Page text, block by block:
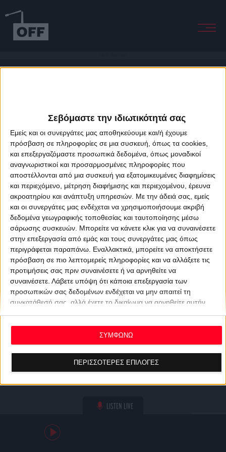
Σεβόμαστε την ιδιωτικότητά σας
Εμείς και οι συνεργάτες μας αποθηκεύουμε και/ή έχουμε
πρόσβαση σε πληροφορίες σε μια συσκευή, όπως τα cookies,
και επεξεργαζόμαστε προσωπικά δεδομένα, όπως μοναδικοί
αναγνωριστικοί και προσαρμοσμένες πληροφορίες που
αποστέλλονται από μια συσκευή για εξατομικευμένες διαφημίσεις
και περιεχόμενο, μέτρηση διαφήμισης και περιεχομένου, έρευνα
ακροατηρίου και ανάπτυξη υπηρεσιών. Με την άδειά σας, εμείς
και οι συνεργάτες μας ενδέχεται να χρησιμοποιήσουμε ακριβή
δεδομένα γεωγραφικής τοποθεσίας και ταυτοποίησης μέσω
σάρωσης συσκευών. Μπορείτε να κάνετε κλικ για να συναινέσετε
στην επεξεργασία από εμάς και τους συνεργάτες μας όπως
περιγράφεται παραπάνω. Εναλλακτικά, μπορείτε να αποκτήσετε
πρόσβαση σε πιο λεπτομερείς πληροφορίες και να αλλάξετε τις
προτιμήσεις σας πριν συναινέσετε ή να αρνηθείτε να
συναινέσετε. Λάβετε υπόψη ότι κάποια επεξεργασία των
προσωπικών σας δεδομένων ενδέχεται να μην απαιτεί τη
συγκατάθεσή σας, αλλά έχετε το δικαίωμα να αρνηθείτε αυτήν
ανακαλέσετε τη συγκατάθεσή σας ανά πάσα στιγμή
επιστρέφοντας σε αυτόν τον ιστότοπο και κάνοντας κλικ στο
κουμπί "Απορρήτου" στο κάτω μέρος της ιστοσελίδας.
ΠΕΡΙΣΣΟΤΕΡΕΣ ΕΠΙΛΟΓΕΣ
ΣΥΜΦΩΝΩ
LISTEN LIVE
About Offradio Business Class Terms & Conditions
Privacy Policy
Designed & developed byporcupine colors&Fotis Alexandrou